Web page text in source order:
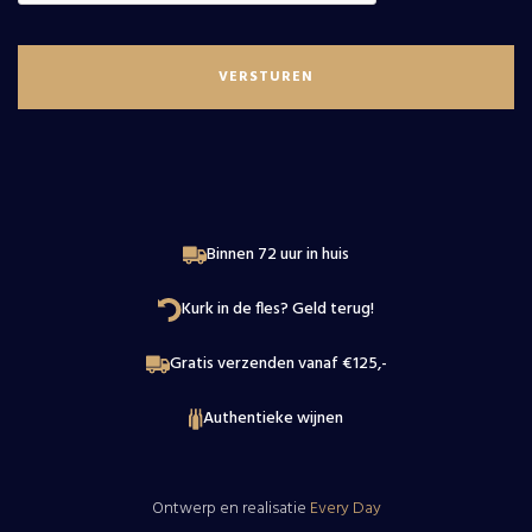
Loire
Binnen 72 uur in huis
Kurk in de fles? Geld terug!
Gratis verzenden vanaf €125,-
Authentieke wijnen
Ontwerp en realisatie Every Day